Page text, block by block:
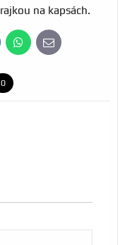
na kapsách.
WhatsApp
E-
mail
0